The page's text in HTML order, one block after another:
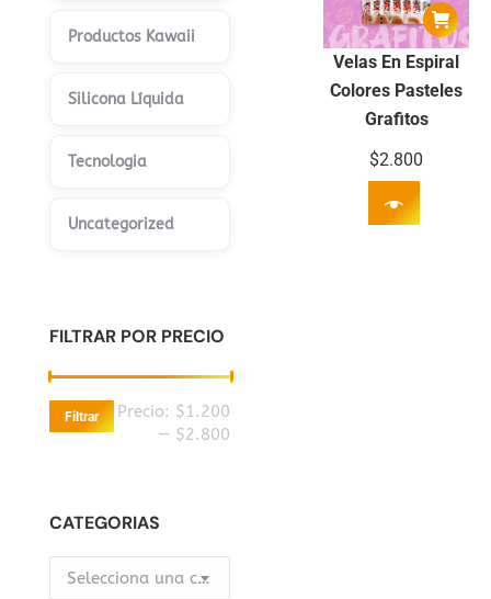
Velas En Espiral
Colores Pasteles
Grafitos
$2.800
Productos Kawaii
Silicona Líquida
Tecnologia
Uncategorized
FILTRAR POR PRECIO
Filtrar Precio: $1.200
— $2.800
CATEGORIAS
Selecciona una categoría